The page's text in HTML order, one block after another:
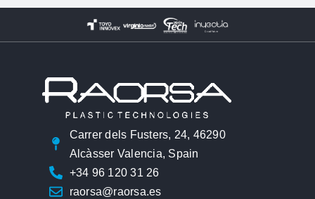
Carrer dels Fusters, 24, 46290
Alcàsser Valencia, Spain
+34 96 120 31 26
raorsa@raorsa.es